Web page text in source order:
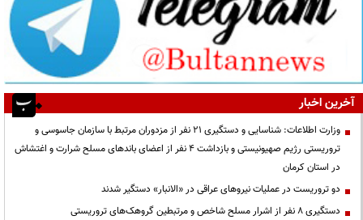
آخرین اخبار
وزارت اطلاعات: شناسایی و دستگیری ۲۱ نفر از مزدوران مرتبط با سازمان جاسوسی و
تروریستی رژیم صهیونیستی و بازداشت ۴ نفر از اعضای باندهای مسلح شرارت و اغتشاش
در استان کرمان
دو تروریست در عملیات نیروهای عراقی در «الانبار» دستگیر شدند
دستگیری ۸ نفر از اشرار مسلح شاخص و مرتبطین گروهک‌های تروریستی